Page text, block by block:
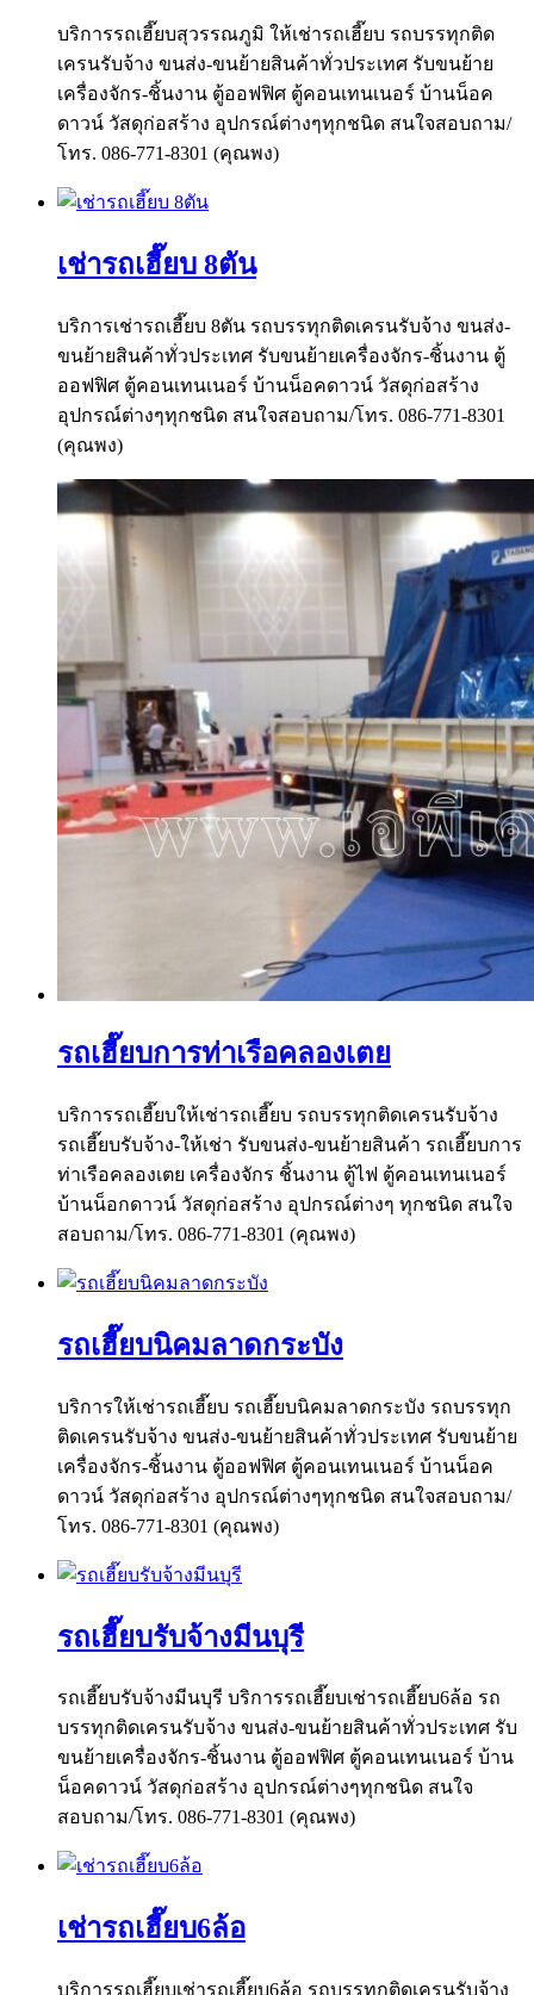
บริการรถเฮี๊ยบสุวรรณภูมิ ให้เช่ารถเฮี๊ยบ รถบรรทุกติด
เครนรับจ้าง ขนส่ง-ขนย้ายสินค้าทั่วประเทศ รับขนย้าย
เครื่องจักร-ชิ้นงาน ตู้ออฟฟิศ ตู้คอนเทนเนอร์ บ้านน็อค
ดาวน์ วัสดุก่อสร้าง อุปกรณ์ต่างๆทุกชนิด สนใจสอบถาม/
โทร. 086-771-8301 (คุณพง)
เช่ารถเฮี๊ยบ 8ตัน
บริการเช่ารถเฮี๊ยบ 8ตัน รถบรรทุกติดเครนรับจ้าง ขนส่ง-
ขนย้ายสินค้าทั่วประเทศ รับขนย้ายเครื่องจักร-ชิ้นงาน ตู้
ออฟฟิศ ตู้คอนเทนเนอร์ บ้านน็อคดาวน์ วัสดุก่อสร้าง
อุปกรณ์ต่างๆทุกชนิด สนใจสอบถาม/โทร. 086-771-8301
(คุณพง)
รถเฮี๊ยบการท่าเรือคลองเตย
บริการรถเฮี๊ยบให้เช่ารถเฮี๊ยบ รถบรรทุกติดเครนรับจ้าง
รถเฮี๊ยบรับจ้าง-ให้เช่า รับขนส่ง-ขนย้ายสินค้า รถเฮี๊ยบการ
ท่าเรือคลองเตย เครื่องจักร ชิ้นงาน ตู้ไฟ ตู้คอนเทนเนอร์
บ้านน็อกดาวน์ วัสดุก่อสร้าง อุปกรณ์ต่างๆ ทุกชนิด สนใจ
สอบถาม/โทร. 086-771-8301 (คุณพง)
รถเฮี๊ยบนิคมลาดกระบัง
บริการให้เช่ารถเฮี๊ยบ รถเฮี๊ยบนิคมลาดกระบัง รถบรรทุก
ติดเครนรับจ้าง ขนส่ง-ขนย้ายสินค้าทั่วประเทศ รับขนย้าย
เครื่องจักร-ชิ้นงาน ตู้ออฟฟิศ ตู้คอนเทนเนอร์ บ้านน็อค
ดาวน์ วัสดุก่อสร้าง อุปกรณ์ต่างๆทุกชนิด สนใจสอบถาม/
โทร. 086-771-8301 (คุณพง)
รถเฮี๊ยบรับจ้างมีนบุรี
รถเฮี๊ยบรับจ้างมีนบุรี บริการรถเฮี๊ยบเช่ารถเฮี๊ยบ6ล้อ รถ
บรรทุกติดเครนรับจ้าง ขนส่ง-ขนย้ายสินค้าทั่วประเทศ รับ
ขนย้ายเครื่องจักร-ชิ้นงาน ตู้ออฟฟิศ ตู้คอนเทนเนอร์ บ้าน
น็อคดาวน์ วัสดุก่อสร้าง อุปกรณ์ต่างๆทุกชนิด สนใจ
สอบถาม/โทร. 086-771-8301 (คุณพง)
เช่ารถเฮี๊ยบ6ล้อ
บริการรถเฮี๊ยบเช่ารถเฮี๊ยบ6ล้อ รถบรรทุกติดเครนรับจ้าง